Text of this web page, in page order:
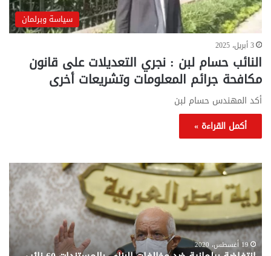
سياسة وبرلمان
3 أبريل، 2025
النائب حسام لبن : نجري التعديلات على قانون
مكافحة جرائم المعلومات وتشريعات أخرى
أكد المهندس حسام لبن
أكمل القراءة »
انتفاضة
برلمانية
ضد
مخالفات
البناء..
بالمستندات
60 19 أغسطس، 2020